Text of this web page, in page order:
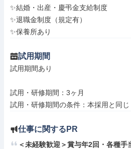
✨結婚・出産・慶弔金支給制度
✨退職金制度（規定有）
✨保養所あり
試用期間
試用期間あり
試用・研修期間：3ヶ月
仕事に関するPR
＜未経験歓迎＞賞与年2回・各種